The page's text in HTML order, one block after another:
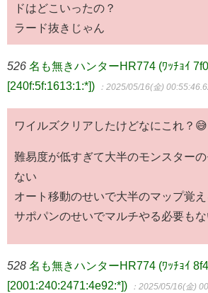
ドはどこいったの？
ラード抜きじゃん
526 名も無きハンターHR774 (ﾜｯﾁｮｲ
[240f:5f:1613:1:*])
：2025/05/16(金)
ワイルズクリアしたけどなにこれ？😅
難易度が低すぎて大半のモンスター
ない
オート移動のせいで大半のマップ覚
サポパンのせいでマルチやる必要もな
528 名も無きハンターHR774 (ﾜｯﾁｮｲ
[2001:240:2471:4e92:*])
：2025/05/16(金)